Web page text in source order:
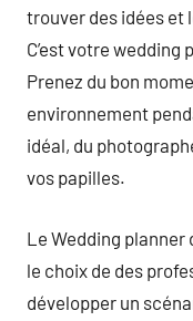
trouver des idées et
C’est votre wedding
Prenez du bon
environnement
idéal, du
vos papilles.
Le Wedding
le choix de des
développer un